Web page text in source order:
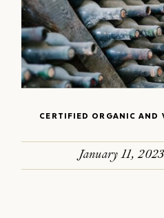
CERTIFIED ORGANIC AND
January 11, 2023